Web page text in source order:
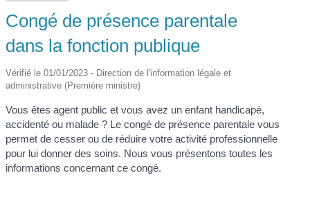
Congé de présence parentale
dans la fonction publique
Vérifié le 01/01/2023 - Direction de l'information légale et
administrative (Première ministre)
Vous êtes agent public et vous avez un enfant handicapé,
accidenté ou malade ? Le congé de présence parentale vous
permet de cesser ou de réduire votre activité professionnelle
pour lui donner des soins. Nous vous présentons toutes les
informations concernant ce congé.